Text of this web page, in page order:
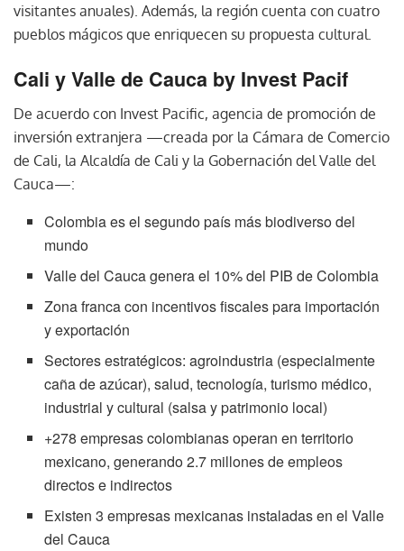
visitantes anuales). Además, la región cuenta con cuatro
pueblos mágicos que enriquecen su propuesta cultural.
Cali y Valle de Cauca by Invest Pacif
De acuerdo con Invest Pacific, agencia de promoción de
inversión extranjera —creada por la Cámara de Comercio
de Cali, la Alcaldía de Cali y la Gobernación del Valle del
Cauca—:
Colombia es el segundo país más biodiverso del
mundo
Valle del Cauca genera el 10% del PIB de Colombia
Zona franca con incentivos fiscales para importación
y exportación
Sectores estratégicos: agroindustria (especialmente
caña de azúcar), salud, tecnología, turismo médico,
industrial y cultural (salsa y patrimonio local)
+278 empresas colombianas operan en territorio
mexicano, generando 2.7 millones de empleos
directos e indirectos
Existen 3 empresas mexicanas instaladas en el Valle
del Cauca